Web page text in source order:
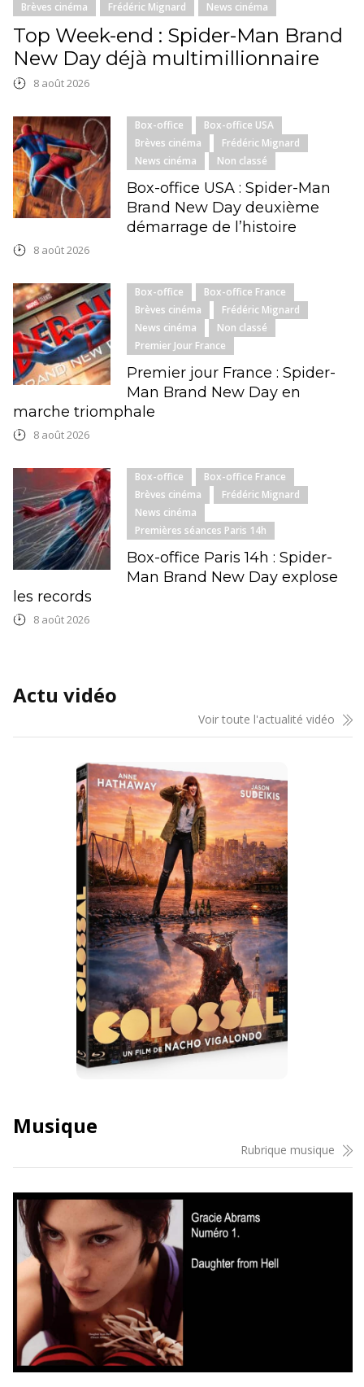
Brèves cinéma Frédéric Mignard News cinéma
Top Week-end : Spider-Man Brand
New Day déjà multimillionnaire
8 août 2026
Box-office
Box-office USA
Brèves cinéma
Frédéric Mignard
News cinéma
Non classé
Box-office USA : Spider-Man
Brand New Day deuxième
démarrage de l’histoire
8 août 2026
Box-office
Box-office France
Brèves cinéma
Frédéric Mignard
News cinéma
Non classé
Premier Jour France
Premier jour France : Spider-
Man Brand New Day en
marche triomphale
8 août 2026
Box-office
Box-office France
Brèves cinéma
Frédéric Mignard
News cinéma
Premières séances Paris 14h
Box-office Paris 14h : Spider-
Man Brand New Day explose
les records
8 août 2026
Actu vidéo
Voir toute l'actualité vidéo
Musique
Rubrique musique